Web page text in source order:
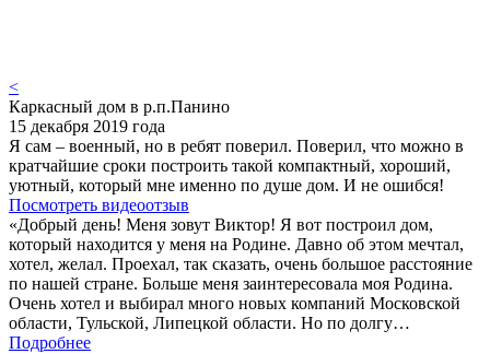
<
Каркасный дом в р.п.Панино
15 декабря 2019 года
Я сам – военный, но в ребят поверил. Поверил, что можно в
кратчайшие сроки построить такой компактный, хороший,
уютный, который мне именно по душе дом. И не ошибся!
Посмотреть видеоотзыв
«Добрый день! Меня зовут Виктор! Я вот построил дом,
который находится у меня на Родине. Давно об этом мечтал,
хотел, желал. Проехал, так сказать, очень большое расстояние
по нашей стране. Больше меня заинтересовала моя Родина.
Очень хотел и выбирал много новых компаний Московской
области, Тульской, Липецкой области. Но по долгу…
Подробнее